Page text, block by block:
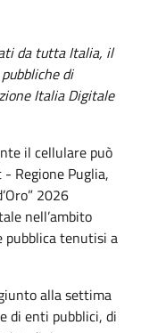
da tutta Italia, il
di
Italia Digitale
il cellulare può
- Regione Puglia,
2026
nell’ambito
pubblica tenutisi a
alla settima
di enti pubblici, di